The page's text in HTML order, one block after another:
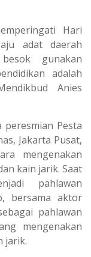
Hari
adat daerah
gunakan
adalah
Anies
Pesta
Jakarta Pusat,
mengenakan
kain jarik. Saat
pahlawan
bersama aktor
pahlawan
mengenakan
jarik.